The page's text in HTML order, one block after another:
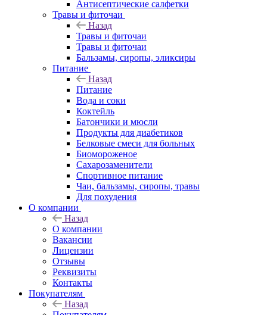
Антисептические салфетки
Травы и фиточаи
Назад
Травы и фиточаи
Травы и фиточаи
Бальзамы, сиропы, эликсиры
Питание
Назад
Питание
Вода и соки
Коктейль
Батончики и мюсли
Продукты для диабетиков
Белковые смеси для больных
Биомороженое
Сахарозаменители
Спортивное питание
Чаи, бальзамы, сиропы, травы
Для похудения
О компании
Назад
О компании
Вакансии
Лицензии
Отзывы
Реквизиты
Контакты
Покупателям
Назад